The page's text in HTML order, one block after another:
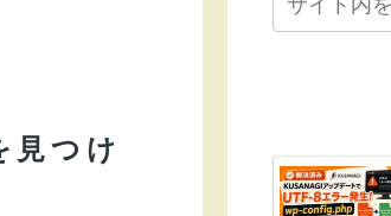
つけ